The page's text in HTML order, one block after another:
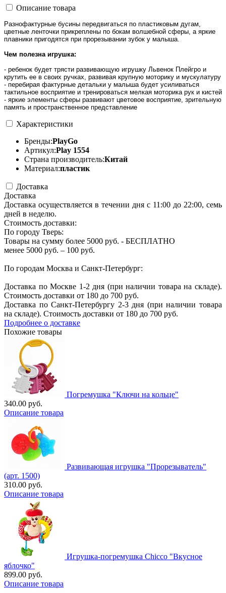
Описание товара
Разнофактурные бусины передвигаться по пластиковым дугам,
цветные ленточки прикреплены по бокам волшебной сферы, а яркие
плавники пригодятся при прорезывании зубок у малыша.
Чем полезна игрушка:
- ребенок будет трясти развивающую игрушку Львенок Плейгро и
крутить ее в своих ручках, развивая крупную моторику и мускулатуру
- перебирая фактурные детальки у малыша будет усиливаться
тактильное восприятие и тренироваться мелкая моторика рук и кистей
- яркие элементы сферы развивают цветовое восприятие, зрительную
память и пространственное представление
Характеристики
Бренды:PlayGo
Артикул:Play 1554
Страна производитель:Китай
Материал:пластик
Доставка
Доставка
Доставка осуществляется в течении дня с 11:00 до 22:00, семь
дней в неделю.
Стоимость доставки:
По городу Тверь:
Товары на сумму более 5000 руб. - БЕСПЛАТНО
менее 5000 руб. – 100 руб.
По городам Москва и Санкт-Петербург:
Доставка по Москве 1-2 дня (при наличии товара на складе).
Стоимость доставки от 180 до 700 руб.
Доставка по Санкт-Петербургу 2-3 дня (при наличии товара
на складе). Стоимость доставки от 180 до 700 руб.
Подробнее о доставке
Похожие товары
Погремушка "Ключи на кольце"
340.00 руб.
Описание товара
Развивающая игрушка "Прорезыватель"
(арт. 1500)
310.00 руб.
Описание товара
Игрушка-погремушка Chicco "Вкусное
яблочко"
899.00 руб.
Описание товара